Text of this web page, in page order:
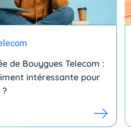
de Bouygues Telecom :
intéressante pour